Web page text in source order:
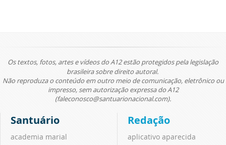
Os textos, fotos, artes e vídeos do A12 estão protegidos pela legislação
brasileira sobre direito autoral.
Não reproduza o conteúdo em outro meio de comunicação, eletrônico ou
impresso, sem autorização expressa do A12
(faleconosco@santuarionacional.com).
Santuário
academia marial
Redação
aplicativo aparecida